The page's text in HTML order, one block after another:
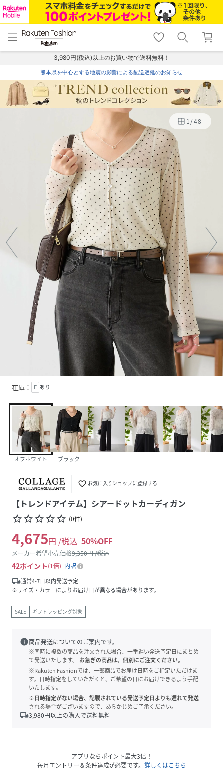
menu home
トップ
shopping_cart lock_outline
ログイン
3,980円(税込)以上のお買い物で送料無料！
熊本県を中心とする地震の影響による配送遅延のお知らせ
1/48
在庫： F あり
オフホワイト ブラック
favorite_border お気に入りショップに登録する
【トレンドアイテム】シアードットカーディガン
star_borderstar_borderstar_borderstar_borderstar_border (0件)
4,675円 /税込 50%OFF
メーカー希望小売価格9,350円 /税込
42ポイント 1倍
内訳
local_shipping通常4-7日以内発送予定
※サイズ・カラーによりお届け日が異なる場合があります。
SALE ギフトラッピング対象
info商品発送についてのご案内です。
※同時に複数の商品を注文された場合、一番遅い発送予定日にまとめ
て発送いたします。
お急ぎの商品は、個別にご注文ください。
※Rakuten Fashionでは、一部商品でお届け日時をご指定いただけま
す。日時指定をしていただくと、ご希望の日にお届けできるよう手配
いたします。
※日時指定がない場合、記載されている発送予定日よりも遅れて発送
される場合がございますので、あらかじめご了承ください。
local_shipping3,980円以上の購入で送料無料
アプリならポイント最大3倍！
毎月エントリー＆条件達成が必要です。 詳しくはこちら